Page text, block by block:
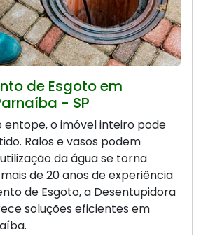
de Esgoto em
- SP
entope, o imóvel inteiro pode
Ralos e vasos podem
da água se torna
de 20 anos de experiência
de Esgoto, a Desentupidora
soluções eficientes em